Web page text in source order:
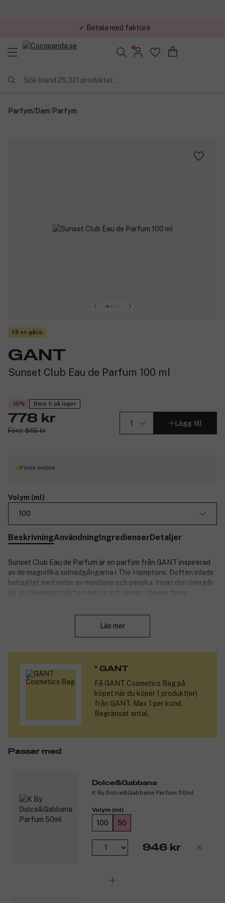
Sök bland 25.321 produkter..
Parfym/Dam/Parfym
Få en gåva
GANT
Sunset Club Eau de Parfum 100 ml
-10% Bara 5 på lager
778 kr
Före: 865 kr
Lägg till
Finns online
Volym (ml)
100
BeskrivningAnvändningIngredienserDetaljer
Sunset Club Eau de Parfum är en parfym från GANT inspirerad
av de magnifika solnedgångarna i The Hamptons. Doften inleds
behagligt med noter av mandarin och persika, innan den övergår
till ett blommigt hjärta med ros och jasmin. I basen finns
Toppnoter: mandarin, persika, rosa sandkorn.
Produktnummer:
Läs mer
* GANT
Få GANT Cosmetics Bag på
köpet när du köper 1 produkt(er)
från GANT. Max 1 per kund.
Begränsat antal.
Passar med
Dolce&Gabbana
K By Dolce&Gabbana Parfum 50ml
Volym (ml)
100 50
946 kr